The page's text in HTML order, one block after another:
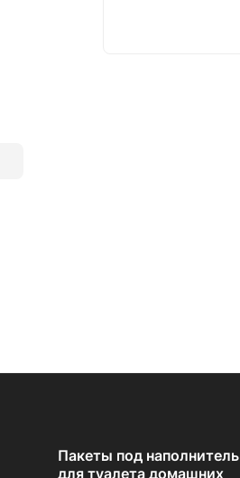
Пакеты под наполнитель
для туалета домашних